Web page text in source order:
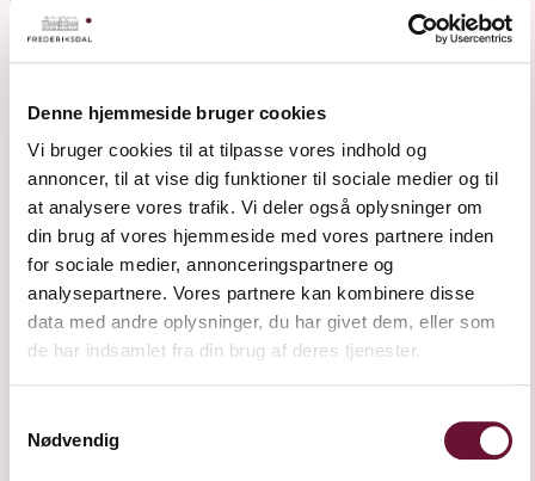
Denne hjemmeside bruger cookies
Vi bruger cookies til at tilpasse vores indhold og
annoncer, til at vise dig funktioner til sociale medier og til
at analysere vores trafik. Vi deler også oplysninger om
din brug af vores hjemmeside med vores partnere inden
for sociale medier, annonceringspartnere og
analysepartnere. Vores partnere kan kombinere disse
data med andre oplysninger, du har givet dem, eller som
de har indsamlet fra din brug af deres tjenester.
Nødvendig
GESCHENKBOX, 2 WEINE GESCHENKBOX, 3 WEINE